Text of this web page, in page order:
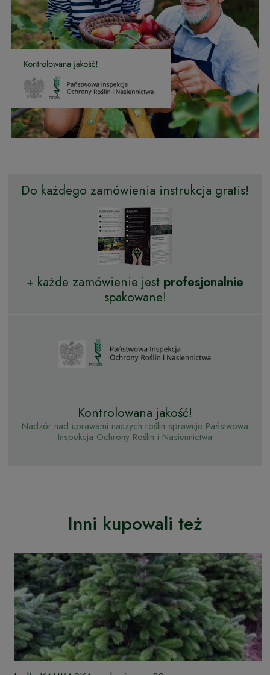
Do każdego zamówienia instrukcja gratis!
+ każde zamówienie jest profesjonalnie
spakowane!
Kontrolowana jakość!
Nadzór nad uprawami naszych roślin sprawuje Państwowa
Inspekcja Ochrony Roślin i Nasiennictwa
Inni kupowali też